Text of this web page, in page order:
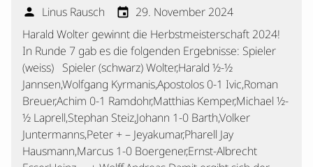
Ranglisten
Termine
Verschiedenes
Kontakt
person Linus Rausch event 29. November 2024
Harald Wolter gewinnt die Herbstmeisterschaft 2024!
In Runde 7 gab es die folgenden Ergebnisse: Spieler
(weiss) Spieler (schwarz) Wolter,Harald ½-½
Jannsen,Wolfgang Kyrmanis,Apostolos 0-1 Ivic,Roman
Breuer,Achim 0-1 Ramdohr,Matthias Kemper,Michael ½-
½ Laprell,Stephan Steiz,Johann 1-0 Barth,Volker
Juntermanns,Peter + – Jeyakumar,Pharell Jay
Hausmann,Marcus 1-0 Boergener,Ernst-Albrecht